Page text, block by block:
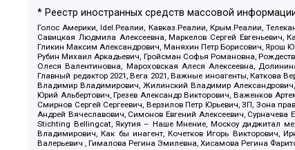
* Реестр иностранных средств массовой
Голос Америки, Idel.Реалии, Кавказ.Реалии, Крым.Реалии,
Савицкая Людмила Алексеевна, Маркелов Сергей Евгеньевич,
Гликин Максим Александрович, Маняхин Петр Борисович, Ярош
Рубин Михаил Аркадьевич, Гройсман Софья Романовна,
Олеся Валентиновна, Мароховская Алеся Алексеевна,
Главный редактор 2021, Вега 2021, Важные иноагенты,
Владимир Владимирович, Жилинский Владимир Александрович,
Юрий Альбертович, Грезев Александр Викторович, Важенков
Смирнов Сергей Сергеевич, Верзилов Петр Юрьевич, ЗП, Зона
Андрей Вячеславович, Симонов Евгений Алексеевич,
Stichting Bellingcat, Якутия – Наше Мнение, Москоу диджитал
Владимирович, Как бы инагент, Кочетков Игорь Викторович,
Валерьевич , Гималова Регина Эмилевна, Хисамова Регина